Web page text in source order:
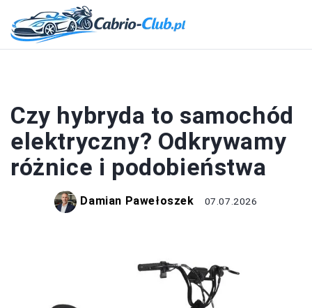
Czy hybryda to samochód
elektryczny? Odkrywamy
różnice i podobieństwa
Damian Pawełoszek 07.07.2026